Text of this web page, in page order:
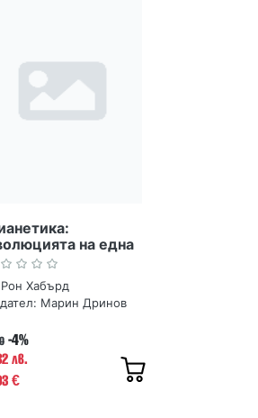
на една
Хабърд
Марин Дринов
-4%
лв.
€